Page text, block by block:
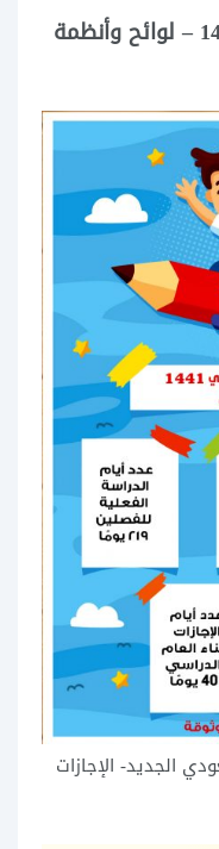
⇐ تحميل التقويم الدراسي 1441 – لوائح وأنظمة
الدراسي ١٤٤1 السعودي الجديد- الإجازات